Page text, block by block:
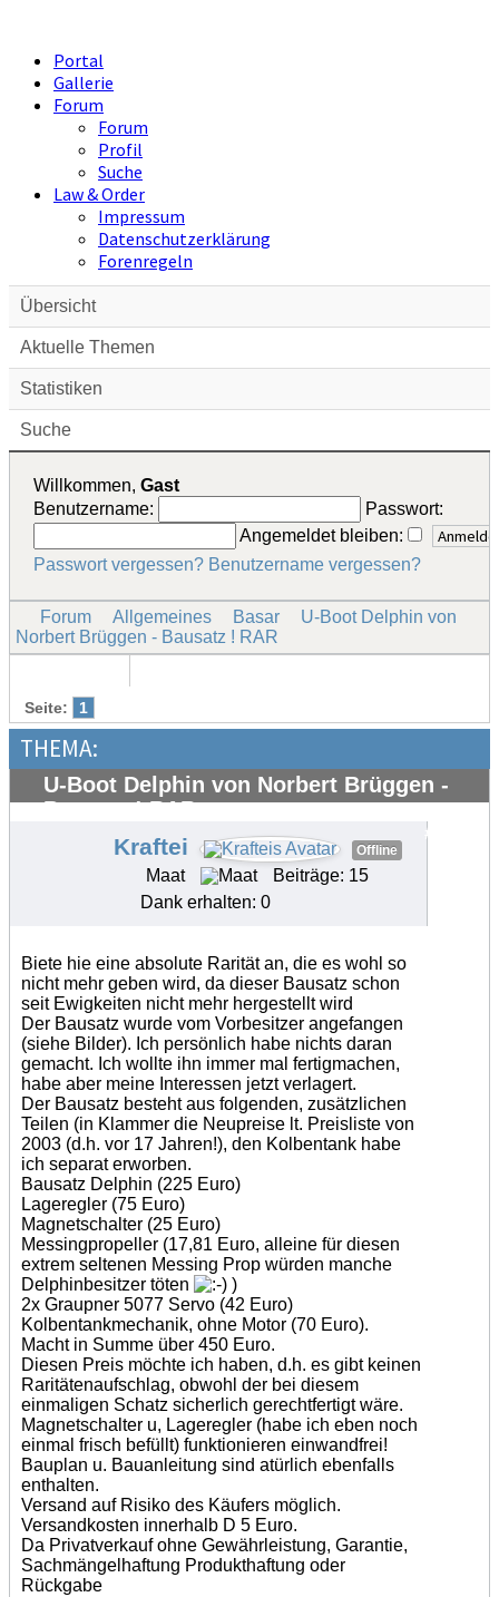
Portal
Gallerie
Forum
Forum
Profil
Suche
Law & Order
Impressum
Datenschutzerklärung
Forenregeln
Übersicht
Aktuelle Themen
Statistiken
Suche
Willkommen, Gast
Benutzername:
Passwort:
Angemeldet bleiben:
Passwort vergessen? Benutzername vergessen?
Forum Allgemeines Basar
U-Boot Delphin von
Norbert Brüggen - Bausatz ! RAR
Seite: 1
THEMA:
U-Boot Delphin von Norbert Brüggen -
Bausatz ! RAR
#35700
Kraftei Offline
Maat
Beiträge: 15
Dank erhalten: 0
Biete hie eine absolute Rarität an, die es wohl so
nicht mehr geben wird, da dieser Bausatz schon
seit Ewigkeiten nicht mehr hergestellt wird
Der Bausatz wurde vom Vorbesitzer angefangen
(siehe Bilder). Ich persönlich habe nichts daran
gemacht. Ich wollte ihn immer mal fertigmachen,
habe aber meine Interessen jetzt verlagert.
Der Bausatz besteht aus folgenden, zusätzlichen
Teilen (in Klammer die Neupreise lt. Preisliste von
2003 (d.h. vor 17 Jahren!), den Kolbentank habe
ich separat erworben.
Bausatz Delphin (225 Euro)
Lageregler (75 Euro)
Magnetschalter (25 Euro)
Messingpropeller (17,81 Euro, alleine für diesen
extrem seltenen Messing Prop würden manche
Delphinbesitzer töten
)
2x Graupner 5077 Servo (42 Euro)
Kolbentankmechanik, ohne Motor (70 Euro).
Macht in Summe über 450 Euro.
Diesen Preis möchte ich haben, d.h. es gibt keinen
Raritätenaufschlag, obwohl der bei diesem
einmaligen Schatz sicherlich gerechtfertigt wäre.
Magnetschalter u, Lageregler (habe ich eben noch
einmal frisch befüllt) funktionieren einwandfrei!
Bauplan u. Bauanleitung sind atürlich ebenfalls
enthalten.
Versand auf Risiko des Käufers möglich.
Versandkosten innerhalb D 5 Euro.
Da Privatverkauf ohne Gewährleistung, Garantie,
Sachmängelhaftung Produkthaftung oder
Rückgabe